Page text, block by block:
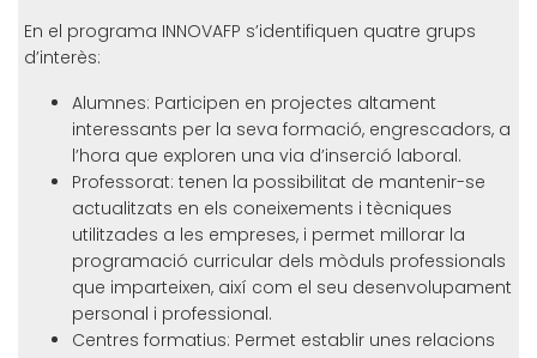
En el programa INNOVAFP s’identifiquen quatre grups
d’interès:
Alumnes: Participen en projectes altament
interessants per la seva formació, engrescadors, a
l’hora que exploren una via d’inserció laboral.
Professorat: tenen la possibilitat de mantenir-se
actualitzats en els coneixements i tècniques
utilitzades a les empreses, i permet millorar la
programació curricular dels mòduls professionals
que imparteixen, així com el seu desenvolupament
personal i professional.
Centres formatius: Permet establir unes relacions